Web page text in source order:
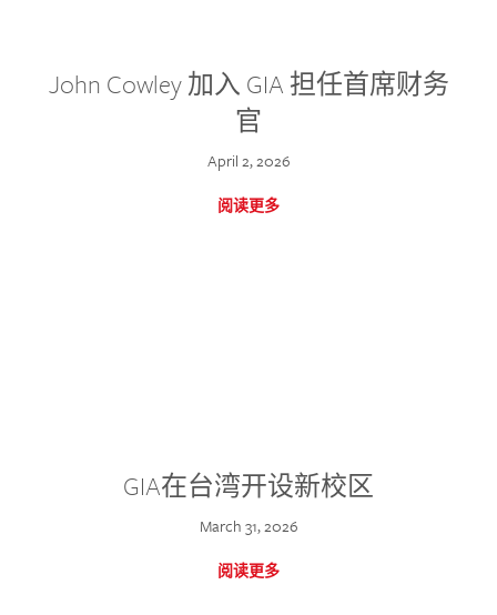
John Cowley 加入 GIA 担任首席财务
官
April 2, 2026
阅读更多
GIA在台湾开设新校区
March 31, 2026
阅读更多